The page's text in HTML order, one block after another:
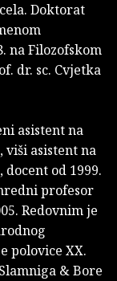
Doktorat
na Filozofskom
dr. sc. Cvjetka
asistent na
viši asistent na
od 1999.
profesor
Redovnim je
polovice XX.
& Bore